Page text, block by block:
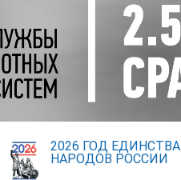
2026 ГОД ЕДИНСТВА
НАРОДОВ РОССИИ